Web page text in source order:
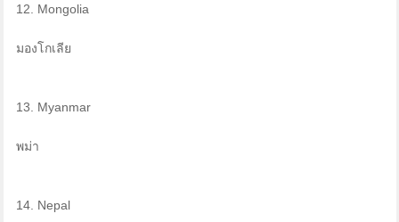
12. Mongolia
มองโกเลีย
13. Myanmar
พม่า
14. Nepal